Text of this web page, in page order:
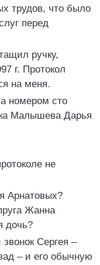
трудов, что было
перед
ручку,
г. Протокол
на меня.
номером сто
Малышева Дарья
не
Арнатовых?
Жанна
дочь?
Сергея –
– и его обычную